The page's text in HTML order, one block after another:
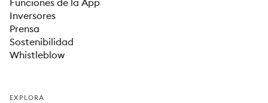
Funciones de la App
Inversores
Prensa
Sostenibilidad
Whistleblow
EXPLORA